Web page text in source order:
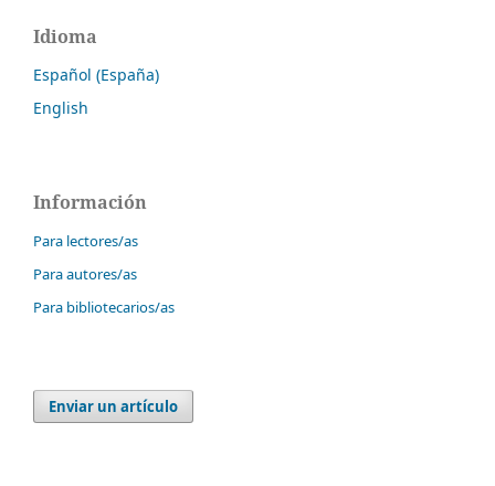
Idioma
Español (España)
English
Información
Para lectores/as
Para autores/as
Para bibliotecarios/as
Enviar un artículo